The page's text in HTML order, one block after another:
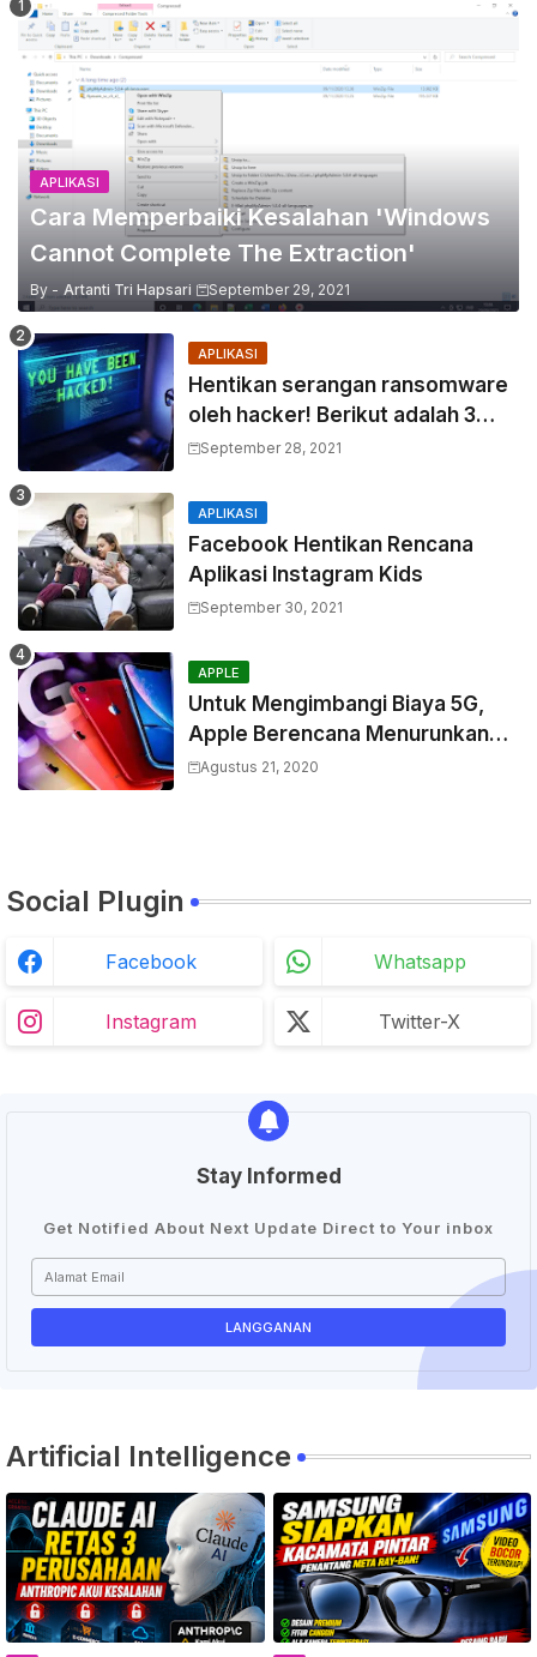
APLIKASI
Cara Memperbaiki Kesalahan 'Windows
Cannot Complete The Extraction'
By - Artanti Tri Hapsari September 29, 2021
APLIKASI
Hentikan serangan ransomware
oleh hacker! Berikut adalah 3
cara melakukannya
September 28, 2021
APLIKASI
Facebook Hentikan Rencana
Aplikasi Instagram Kids
September 30, 2021
APPLE
Untuk Mengimbangi Biaya 5G,
Apple Berencana Menurunkan
Harga Komponen Baterai
Agustus 21, 2020
Social Plugin
Facebook Whatsapp
Instagram Twitter-X
Stay Informed
Get Notified About Next Update Direct to Your inbox
Artificial Intelligence